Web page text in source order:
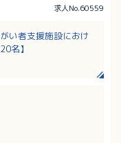
求人No.60559
い者支援施設におけ
名】
を運転する場合あ